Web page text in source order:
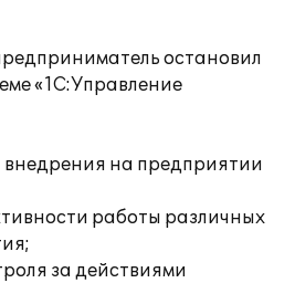
остановил
«1С:Управление
на предприятии
работы различных
за действиями